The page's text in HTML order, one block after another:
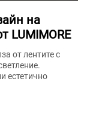
на
LUMIMORE
от лентите с
естетично